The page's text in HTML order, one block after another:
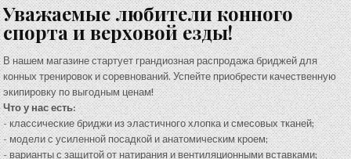
Уважаемые любители конного
спорта и верховой езды!
В нашем магазине стартует грандиозная распродажа бриджей для
конных тренировок и соревнований. Успейте приобрести качественную
экипировку по выгодным ценам!
Что у нас есть:
- классические бриджи из эластичного хлопка и смесовых тканей;
- модели с усиленной посадкой и анатомическим кроем;
- варианты с защитой от натирания и вентиляционными вставками;